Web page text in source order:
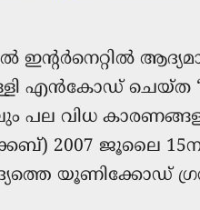
എന്‍‌കോഡ്
പല വിധ
2007 ജൂലൈ
യൂണിക്കോഡ്